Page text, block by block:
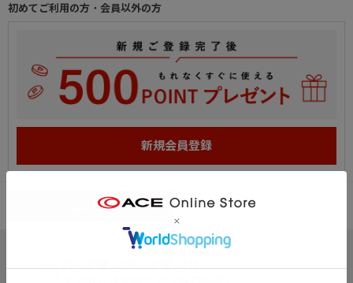
初めてご利用の方・会員以外の方
PC スマートフォン